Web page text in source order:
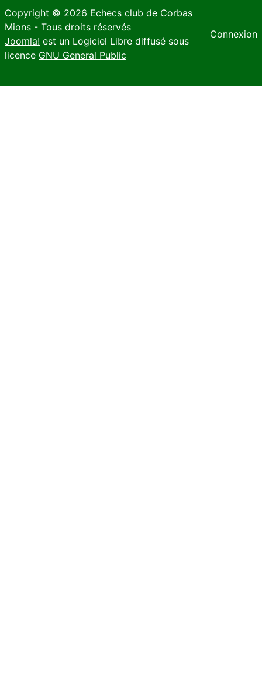
Copyright © 2026 Echecs club de Corbas
Mions - Tous droits réservés
Joomla! est un Logiciel Libre diffusé sous
licence GNU General Public
Connexion